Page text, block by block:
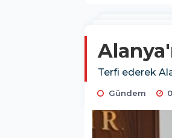
Terfi ederek
Gündem